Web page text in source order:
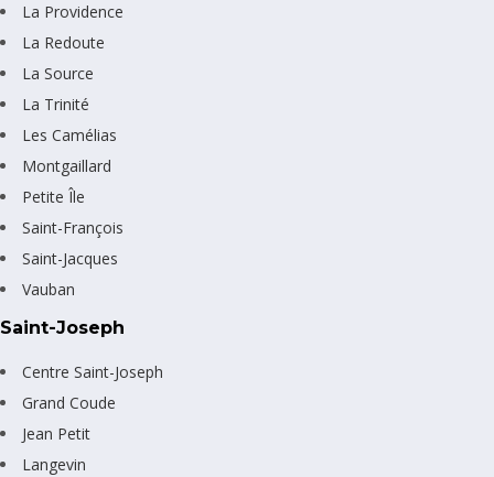
La Providence
La Redoute
La Source
La Trinité
Les Camélias
Montgaillard
Petite Île
Saint-François
Saint-Jacques
Vauban
Saint-Joseph
Centre Saint-Joseph
Grand Coude
Jean Petit
Langevin